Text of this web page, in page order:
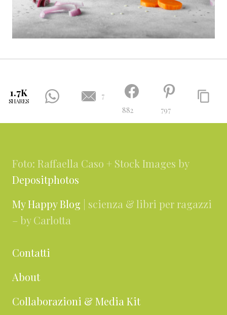
1.7K
SHARES
7
882
797
Foto: Raffaella Caso + Stock Images by
Depositphotos
My Happy Blog | scienza & libri per ragazzi
– by Carlotta
Contatti
About
Collaborazioni & Media Kit